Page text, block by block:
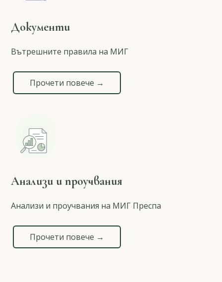
Документи
Вътрешните правила на МИГ
Прочети повече →
Анализи и проучвания
Анализи и проучвания на МИГ Преспа
Прочети повече →